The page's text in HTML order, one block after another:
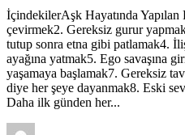
İçindekilerAşk Hayatında
çevirmek2. Gereksiz gurur
tutup sonra etna gibi patlamak4.
ayağına yatmak5. Ego savaşına
yaşamaya başlamak7. Gereksiz
diye her şeye dayanmak8. Eski
Daha ilk günden her...